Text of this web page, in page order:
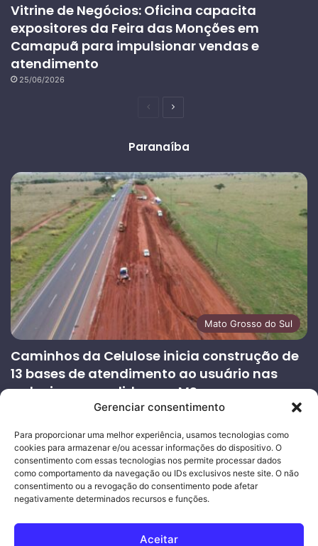
Gerenciar consentimento
Para proporcionar uma melhor experiência, usamos tecnologias como
cookies para armazenar e/ou acessar informações do dispositivo. O
consentimento com essas tecnologias nos permite processar dados
como comportamento da navegação ou IDs exclusivos neste site. O não
consentimento ou a revogação do consentimento pode afetar
negativamente determinados recursos e funções.
Aceitar
Vitrine de Negócios: Oficina capacita
expositores da Feira das Monções em
Camapuã para impulsionar vendas e
atendimento
25/06/2026
PáginaPróxima
Paranaíba
Mato Grosso do Sul
Caminhos da Celulose inicia construção de
13 bases de atendimento ao usuário nas
rodovias concedidas em MS
Página
anterior
Próxima
página
Ouro Empresas- Desenvolvimento Web
Joeber Garcia